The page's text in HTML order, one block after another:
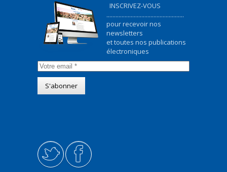
INSCRIVEZ-VOUS
...................................................
pour recevoir nos
newsletters
et toutes nos publications
électroniques